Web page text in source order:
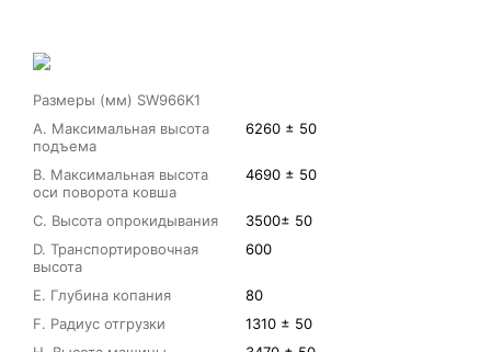
Размеры (мм) SW966K1
A. Максимальная высота
подъема
6260 ± 50
B. Максимальная высота
оси поворота ковша
4690 ± 50
C. Высота опрокидывания
3500± 50
D. Транспортировочная
высота
600
E. Глубина копания
80
F. Радиус отгрузки
1310 ± 50